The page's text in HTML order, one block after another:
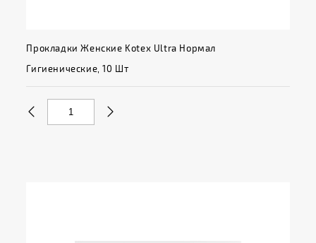
Прокладки Женские Kotex Ultra Нормал
Гигиенические, 10 Шт